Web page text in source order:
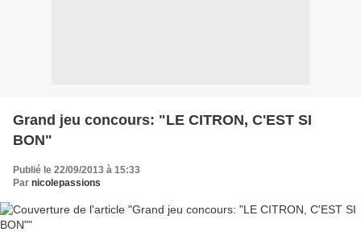
Grand jeu concours: "LE CITRON, C'EST SI
BON"
Publié le 22/09/2013 à 15:33
Par nicolepassions